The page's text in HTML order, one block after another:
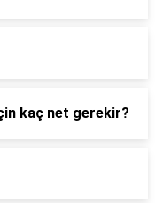
kaç net gerekir?